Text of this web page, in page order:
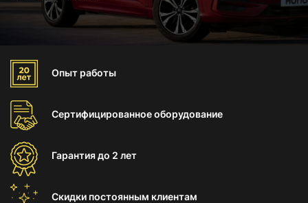
Опыт работы
Сертифицированноеоборудование
Гарантиядо 2 лет
Скидки постоянным клиентам